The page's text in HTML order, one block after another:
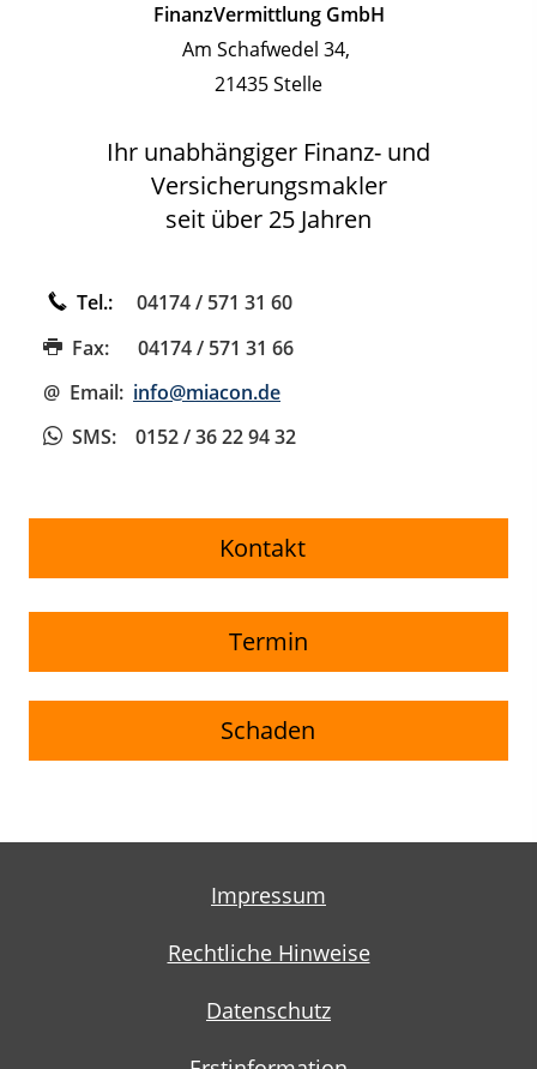
FinanzVermittlung GmbH
Am Schafwedel 34,
21435 Stelle
Ihr unabhängiger Finanz- und
Versicherungsmakler
seit über 25 Jahren
Tel.: 04174 / 571 31 60
Fax: 04174 / 571 31 66
@ Email: info@miacon.de
SMS: 0152 / 36 22 94 32
Kontakt
Termin
Schaden
Impressum
Rechtliche Hinweise
Datenschutz